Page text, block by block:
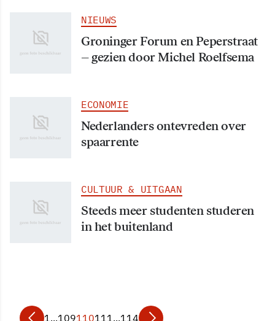
NIEUWS
Groninger Forum en Peperstraat
– gezien door Michel Roelfsema
ECONOMIE
Nederlanders ontevreden over
spaarrente
CULTUUR & UITGAAN
Steeds meer studenten studeren
in het buitenland
1...109110111...114